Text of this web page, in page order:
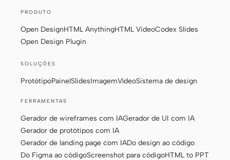
Protótipo
Slides Imagem
Criador solo
Marketing
FERRAMENTAS
PRODUTO
Open DesignHTML AnythingHTML VideoCodex Slides
Open Design Plugin
SOLUÇÕES
ProtótipoPainelSlidesImagemVídeoSistema de design
FERRAMENTAS
Gerador de wireframes com IAGerador de UI com IA
Gerador de protótipos com IA
Gerador de landing page com IADo design ao código
Do Figma ao códigoScreenshot para códigoHTML to PPT